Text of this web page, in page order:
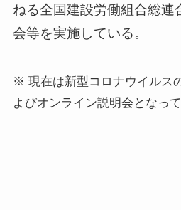
ねる全国建設労働組合総連
会等を実施している。
※ 現在は新型コロナウイルス
よびオンライン説明会となって